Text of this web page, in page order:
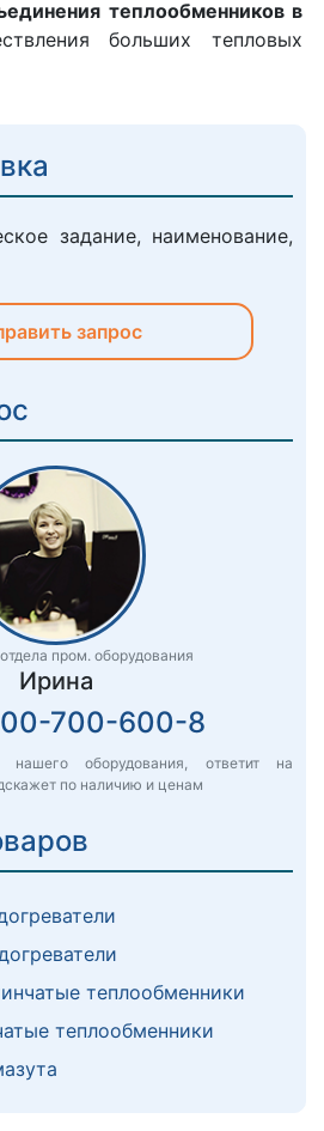
теплообменников в
больших тепловых
задание, наименование,
запрос
пром. оборудования
Ирина
700-600-8
оборудования, ответит на
по наличию и ценам
теплообменники
теплообменники